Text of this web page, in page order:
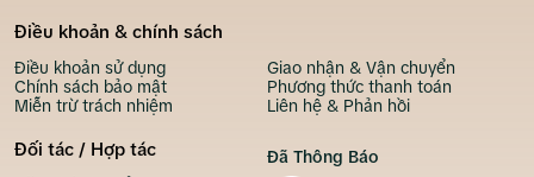
Điều khoản & chính sách
Điều khoản sử dụng
Chính sách bảo mật
Miễn trừ trách nhiệm
Giao nhận & Vận chuyển
Phương thức thanh toán
Liên hệ & Phản hồi
Đối tác / Hợp tác Đã Thông Báo